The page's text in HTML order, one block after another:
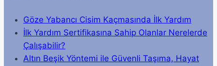
Göze Yabancı Cisim Kaçmasında İlk Yardım
İlk Yardım Sertifikasına Sahip Olanlar Nerelerde
Çalışabilir?
Altın Beşik Yöntemi ile Güvenli Taşıma, Hayat